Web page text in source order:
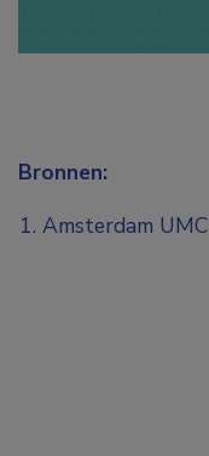
Bronnen:
Amsterdam UMC